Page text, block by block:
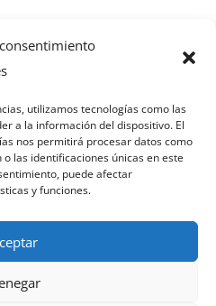
utilizamos tecnologías como las
a la información del dispositivo. El
nos permitirá procesar datos como
las identificaciones únicas en este
puede afectar
y funciones.
DE PRIVACIDAD
COOKIES